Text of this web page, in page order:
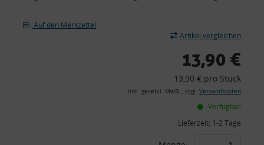
Auf den Merkzettel
Artikel vergleichen
13,90 €
13,90 € pro Stück
inkl. gesetzl. MwSt., zzgl. Versandkosten
Verfügbar
Lieferzeit: 1-2 Tage